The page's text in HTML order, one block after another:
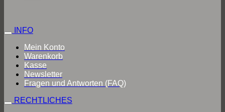
INFO
Mein Konto
Warenkorb
Kasse
Newsletter
Fragen und Antworten (FAQ)
RECHTLICHES